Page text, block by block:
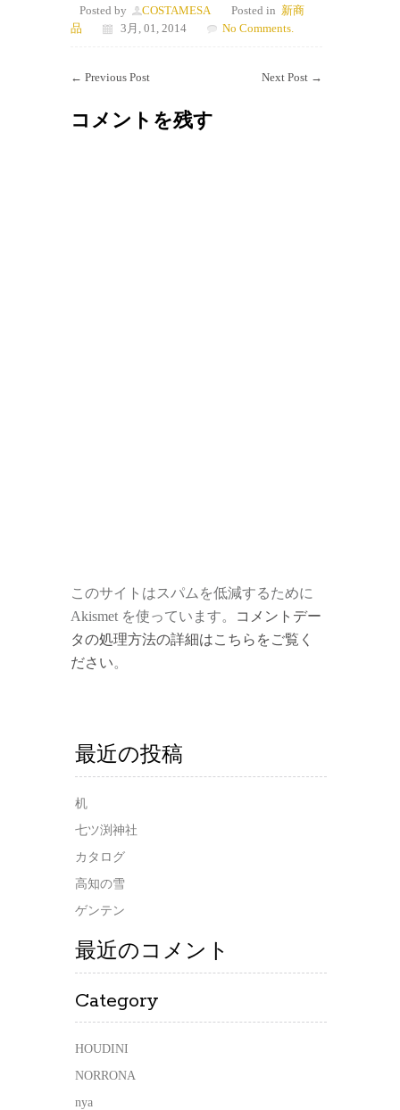
Posted by COSTAMESA Posted in 新商
品
3月, 01, 2014 No Comments.
← Previous Post Next Post →
コメントを残す
このサイトはスパムを低減するために
Akismet を使っています。
コメントデー
タの処理方法の詳細はこちらをご覧く
ださい。
最近の投稿
机
七ツ渕神社
カタログ
高知の雪
ゲンテン
最近のコメント
Category
HOUDINI
NORRONA
nya